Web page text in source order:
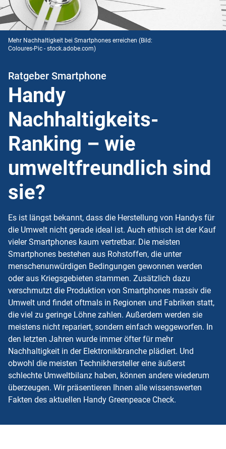
Mehr Nachhaltigkeit bei Smartphones erreichen (Bild:
Coloures-Pic - stock.adobe.com)
Ratgeber Smartphone
Handy
Nachhaltigkeits-
Ranking – wie
umweltfreundlich sind
sie?
Es ist längst bekannt, dass die Herstellung von Handys für
die Umwelt nicht gerade ideal ist. Auch ethisch ist der Kauf
vieler Smartphones kaum vertretbar. Die meisten
Smartphones bestehen aus Rohstoffen, die unter
menschenunwürdigen Bedingungen gewonnen werden
oder aus Kriegsgebieten stammen. Zusätzlich dazu
verschmutzt die Produktion von Smartphones massiv die
Umwelt und findet oftmals in Regionen und Fabriken statt,
die viel zu geringe Löhne zahlen. Außerdem werden sie
meistens nicht repariert, sondern einfach weggeworfen. In
den letzten Jahren wurde immer öfter für mehr
Nachhaltigkeit in der Elektronikbranche plädiert. Und
obwohl die meisten Technikhersteller eine äußerst
schlechte Umweltbilanz haben, können andere wiederum
überzeugen. Wir präsentieren Ihnen alle wissenswerten
Fakten des aktuellen Handy Greenpeace Check.